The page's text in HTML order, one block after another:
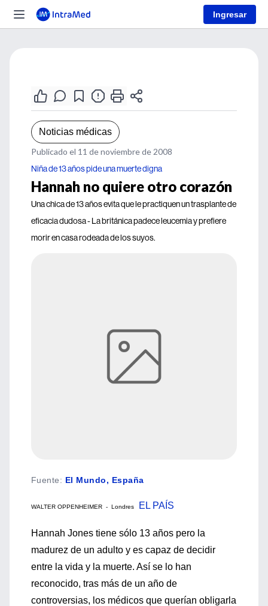
Ingresar
Noticias médicas
Publicado el 11 de noviembre de 2008
Niña de 13 años pide una muerte digna
Hannah no quiere otro corazón
Una chica de 13 años evita que le practiquen un trasplante de
eficacia dudosa - La británica padece leucemia y prefiere
morir en casa rodeada de los suyos.
Fuente: El Mundo, España
WALTER OPPENHEIMER - Londres EL PAÍS
Hannah Jones tiene sólo 13 años pero la
madurez de un adulto y es capaz de decidir
entre la vida y la muerte. Así se lo han
reconocido, tras más de un año de
controversias, los médicos que querían obligarla